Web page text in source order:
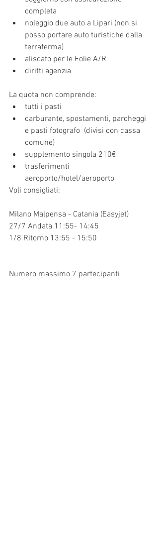
completa
noleggio due auto a Lipari (non si
posso portare auto turistiche dalla
terraferma)
aliscafo per le Eolie A/R
diritti agenzia
La quota non comprende:
tutti i pasti
carburante, spostamenti, parcheggi
e pasti fotografo  (divisi con cassa
comune)
supplemento singola 210€
trasferimenti
aeroporto/hotel/aeroporto
Voli consigliati:
Milano Malpensa - Catania (Easyjet)
27/7 Andata 11:55- 14:45
1/8 Ritorno 13:55 - 15:50
Numero massimo 7 partecipanti